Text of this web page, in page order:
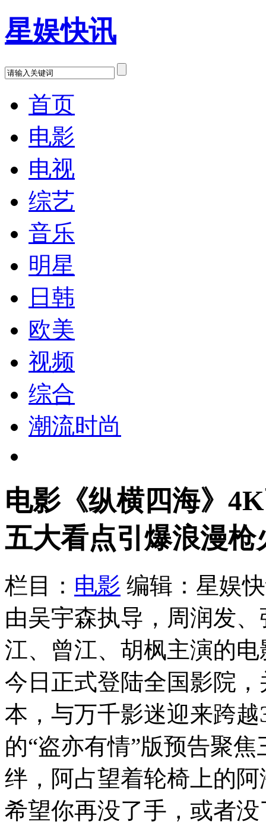
星娱快讯
首页
电影
电视
综艺
音乐
明星
日韩
欧美
视频
综合
潮流时尚
电影《纵横四海》
五大看点引爆浪漫枪
栏目： 电影 编辑：星娱
由吴宇森执导，周润发
江、曾江、胡枫主演的
今日正式登陆全国影院
本，与万千影迷迎来跨
的“盗亦有情”版预告聚
绊，阿占望着轮椅上的
希望你再没了手，或者